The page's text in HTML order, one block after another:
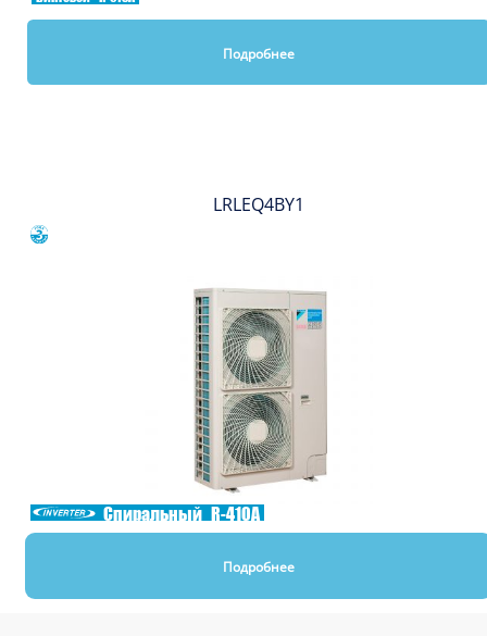
Подробнее
LRLEQ4BY1
Спиральный R-410A
Подробнее